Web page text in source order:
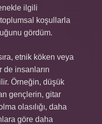
ilgili
toplumsal koşullarla
gördüm.
etnik köken veya
de insanların
Örneğin, düşük
gençlerin, gitar
olasılığı, daha
göre daha